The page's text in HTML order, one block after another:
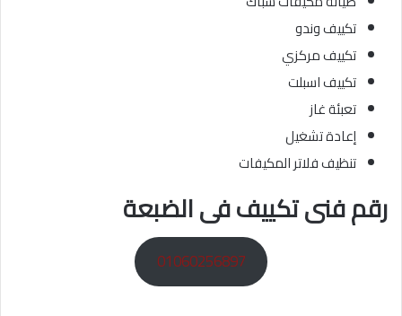
تكييف وندو
تكييف مركزي
تكييف اسبلت
تعبئة غاز
إعادة تشغيل
تنظيف فلاتر المكيفات
رقم فنى تكييف فى الضبعة
01060256897